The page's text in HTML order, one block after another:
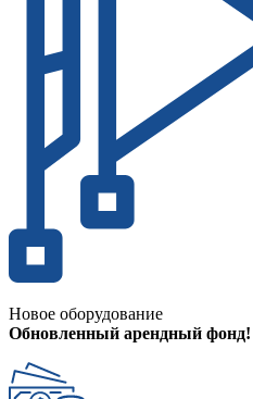
Новое оборудование
Обновленный арендный фонд!